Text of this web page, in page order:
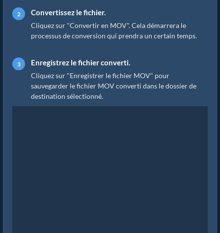
Convertissez le fichier.
Cliquez sur "Convertir en MOV". Cela démarrera le
processus de conversion qui prendra un certain temps.
Enregistrez le fichier converti.
Cliquez sur "Enregistrer le fichier MOV" pour
sauvegarder le fichier MOV converti dans le dossier de
destination sélectionné.